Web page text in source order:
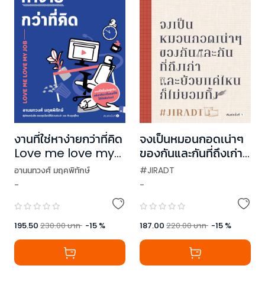
งานที่ใช่หาง่ายกว่าที่คิด
Love me love my
job
อานนทวงศ์ มฤคพิทักษ์
-
195.50 230.00บาท -15 %
จงเป็นหมอนกอดเน่าๆ
ของกันและกันที่ถึงเก่า
และย้วยแค่ไหนก็ไม่ยอม
ทิ้ง
#JIRADT
-
187.00 220.00บาท -15 %